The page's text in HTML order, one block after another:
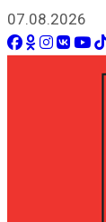
07.08.2026